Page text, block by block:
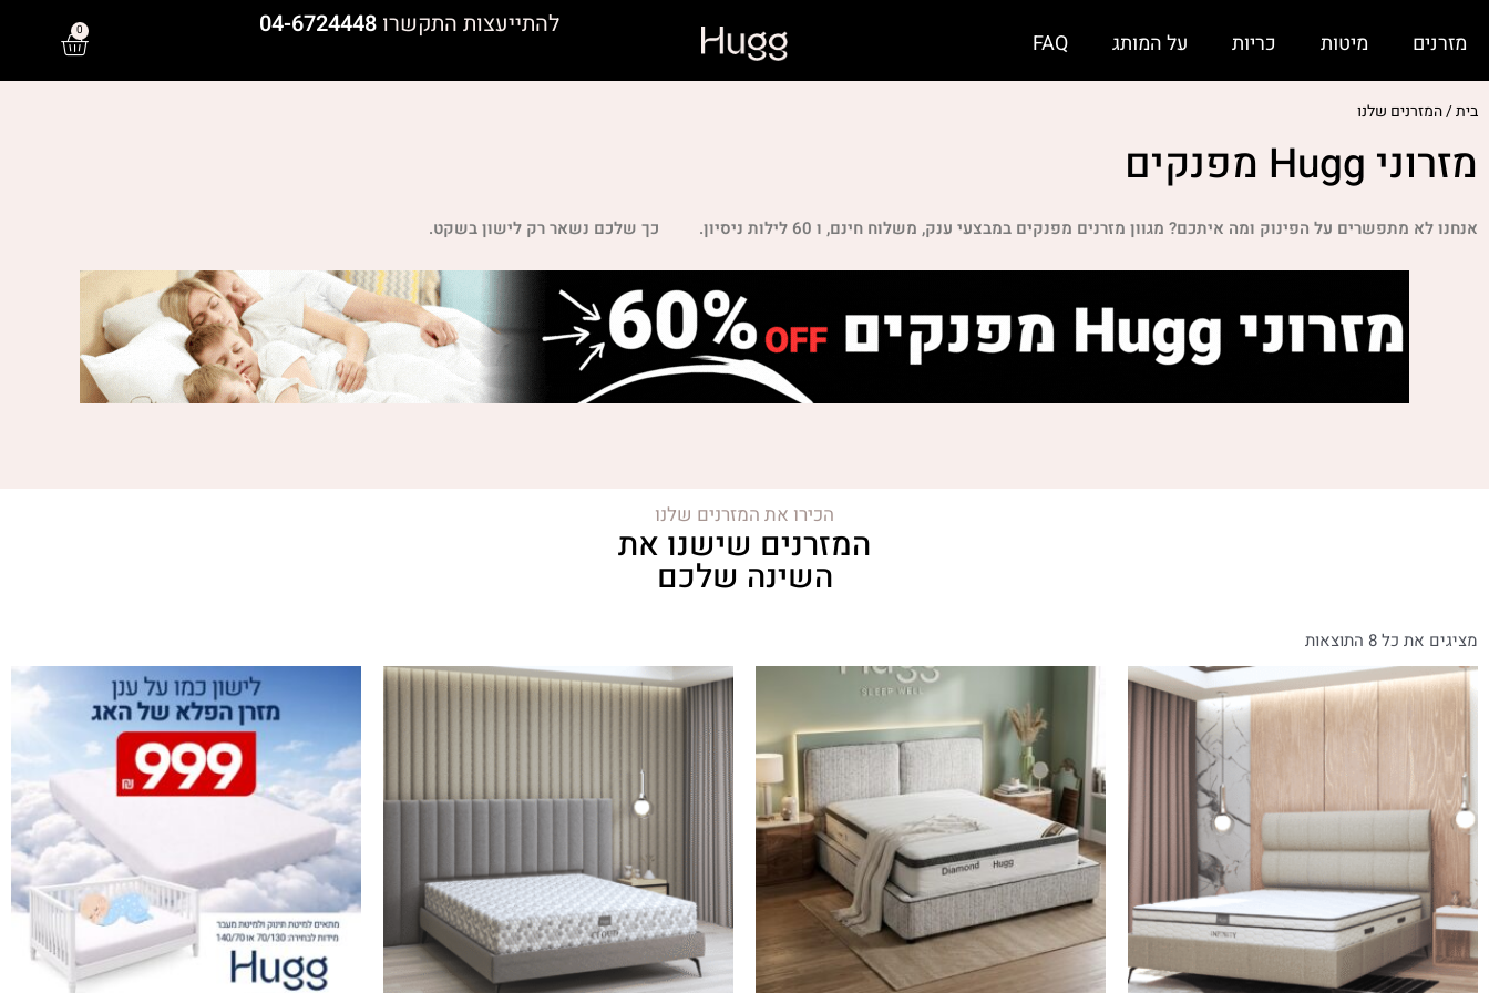
מזרנים מיטות כריות על המותג FAQ
להתייעצות התקשרו 04-6724448
0
בית / המזרנים שלנו
מזרוני Hugg מפנקים
אנחנו לא מתפשרים על הפינוק ומה איתכם? מגוון מזרנים מפנקים במבצעי ענק, משלוח חינם, ו 60 לילות ניסיון. כך שלכם נשאר רק לישון בשקט.
הכירו את המזרנים שלנו
המזרנים שישנו את
השינה שלכם
מציגים את כל ⁦8⁩ התוצאות